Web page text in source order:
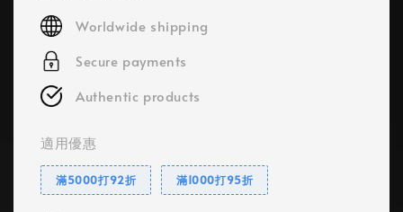
price
Worldwide shipping
Secure payments
Authentic products
適用優惠
滿5000打92折 滿1000打95折